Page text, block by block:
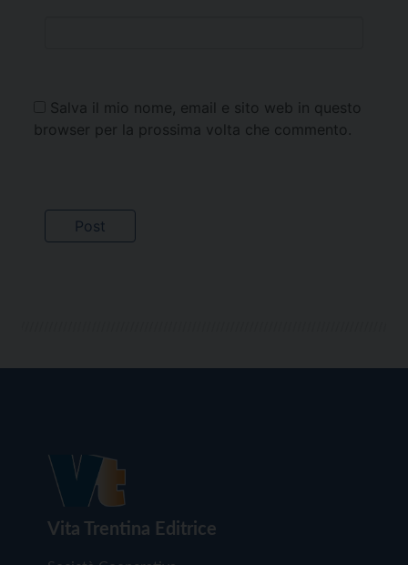
Salva il mio nome, email e sito web in questo
browser per la prossima volta che commento.
Vita Trentina Editrice